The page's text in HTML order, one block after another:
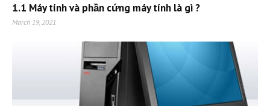
1.1 Máy tính và phần cứng máy tính là gì ?
March 19, 2021